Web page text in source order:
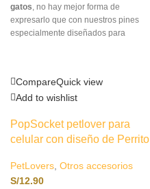
gatos, no hay mejor forma de
expresarlo que con nuestros pines
especialmente diseñados para
encantadora de llevar siempre
contigo un símbolo de tu amor por los
CompareQuick view
Add to wishlist
PopSocket petlover para
celular con diseño de Perrito
PetLovers Otros accesorios
S/12.90